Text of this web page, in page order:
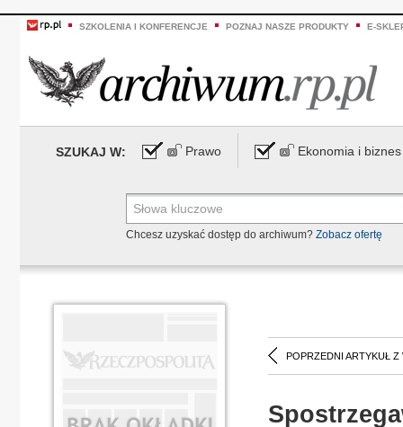
SZKOLENIA I KONFERENCJE POZNAJ NASZE PRODUKTY E-
SZUKAJ W: Prawo Ekonomia i biznes
Chcesz uzyskać dostęp do archiwum? Zobacz ofertę
POPRZEDNI ARTYKUŁ Z